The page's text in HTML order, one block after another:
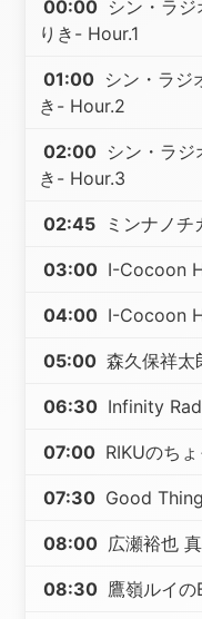
00:00 シン・ラ
りき- Hour.1
01:00 シン・ラジ
き- Hour.2
02:00 シン・ラ
き- Hour.3
02:45 ミンナノチ
03:00 I-Cocoon
04:00 I-Cocoon
05:00 森久保祥太
06:30 Infinity
07:00 RIKUのち
07:30 Good
08:00 広瀬裕也
08:30 鷹嶺ルイの